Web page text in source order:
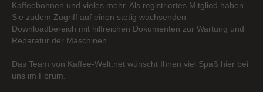
Kaffeebohnen und vieles mehr. Als registriertes Mitglied haben
Sie zudem Zugriff auf einen stetig wachsenden
Downloadbereich mit hilfreichen Dokumenten zur Wartung und
Reparatur der Maschinen.
Das Team von Kaffee-Welt.net wünscht Ihnen viel Spaß hier bei
uns im Forum.